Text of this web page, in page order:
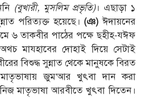
(বুখারী, মুসলিম প্রভৃতি)। এছাড়া ১
পরিত্যক্ত হয়েছে। (ঞ) ঈদায়নের
৬ তাকবীর পাঠের পক্ষে ছহীহ-যঈফ
মাযহাবের দোহাই দিয়ে সেটাই
বিশুদ্ধ সুন্নাত থেকে মানুষকে বিরত
জুম‘আর খুৎবা দান করা
মাতৃভাষা আরবীতে খুৎবা দিতেন।